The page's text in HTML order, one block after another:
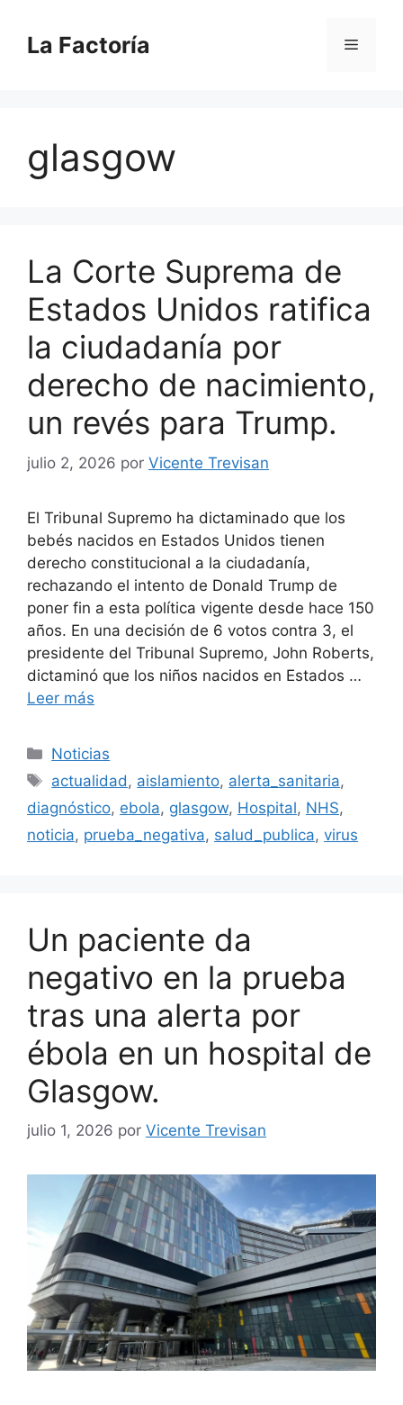
contenido
La Factoría Menú
glasgow
La Corte Suprema de
Estados Unidos ratifica
la ciudadanía por
derecho de nacimiento,
un revés para Trump.
julio 2, 2026 por Vicente Trevisan
El Tribunal Supremo ha dictaminado que los
bebés nacidos en Estados Unidos tienen
derecho constitucional a la ciudadanía,
rechazando el intento de Donald Trump de
poner fin a esta política vigente desde hace 150
años. En una decisión de 6 votos contra 3, el
presidente del Tribunal Supremo, John Roberts,
dictaminó que los niños nacidos en Estados …
Leer más
Categorías
Noticias
Etiquetas
actualidad , aislamiento, alerta_sanitaria,
diagnóstico, ebola, glasgow, Hospital, NHS,
noticia, prueba_negativa, salud_publica, virus
Un paciente da
negativo en la prueba
tras una alerta por
ébola en un hospital de
Glasgow.
julio 1, 2026 por Vicente Trevisan